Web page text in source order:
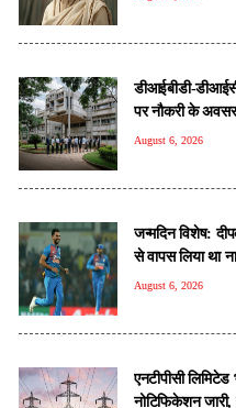
डीआईबीडी-
पर नौकरी के
August 6, 2026
जन्मदिन विशेष:
से वापस लिया था
August 6, 2026
एनटीपीसी
नोटिफिकेशन